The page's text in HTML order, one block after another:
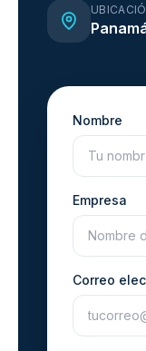
Nombre
Empresa
Correo